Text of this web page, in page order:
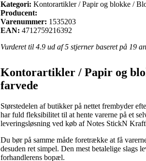
Kategori: Kontorartikler / Papir og blokke /
Producent:
Varenummer: 1535203
EAN: 4712759216392
Vurderet til 4.9 ud af 5 stjerner baseret på 19
Kontorartikler / Papir og
farvede
Størstedelen af butikker på nettet frembyder
har fuld fleksibilitet til at hente varerne på et
leveringsløsning ved køb af Notes StickN
Du bør på samme måde foretrække at få
desuden ret simpel. Den mest betalelige slags
forhandlerens bopæl.